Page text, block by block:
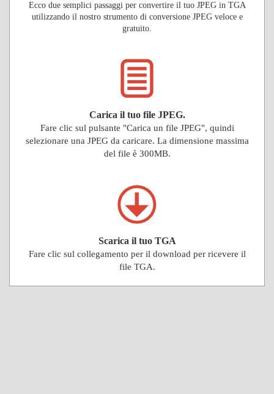
Ecco due semplici passaggi per convertire il tuo JPEG in TGA
utilizzando il nostro strumento di conversione JPEG veloce e
gratuito.
Carica il tuo file JPEG.
Fare clic sul pulsante "Carica un file JPEG", quindi
selezionare una JPEG da caricare. La dimensione massima
del file è 300MB.
Scarica il tuo TGA
Fare clic sul collegamento per il download per ricevere il
file TGA.